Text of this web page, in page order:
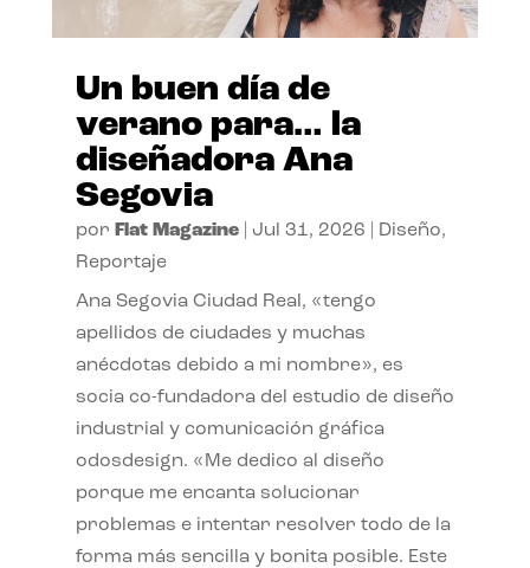
Un buen día de
verano para… la
diseñadora Ana
Segovia
por Flat Magazine| Jul 31, 2026 Diseño,
Reportaje
Ana Segovia Ciudad Real, «tengo
apellidos de ciudades y muchas
anécdotas debido a mi nombre», es
socia co-fundadora del estudio de diseño
industrial y comunicación gráfica
odosdesign. «Me dedico al diseño
porque me encanta solucionar
problemas e intentar resolver todo de la
forma más sencilla y bonita posible. Este